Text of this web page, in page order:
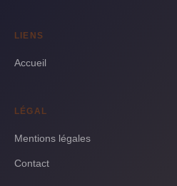
LIENS
Accueil
LÉGAL
Mentions légales
Contact